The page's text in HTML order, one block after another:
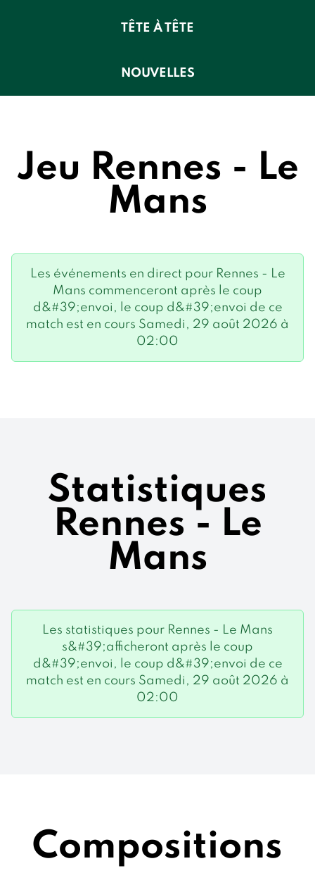
TÊTE À TÊTE
NOUVELLES
Jeu Rennes - Le
Mans
Les événements en direct pour Rennes - Le
Mans commenceront après le coup
d&#39;envoi, le coup d&#39;envoi de ce
match est en cours Samedi, 29 août 2026 à
02:00
Statistiques
Rennes - Le
Mans
Les statistiques pour Rennes - Le Mans
s&#39;afficheront après le coup
d&#39;envoi, le coup d&#39;envoi de ce
match est en cours Samedi, 29 août 2026 à
02:00
Compositions